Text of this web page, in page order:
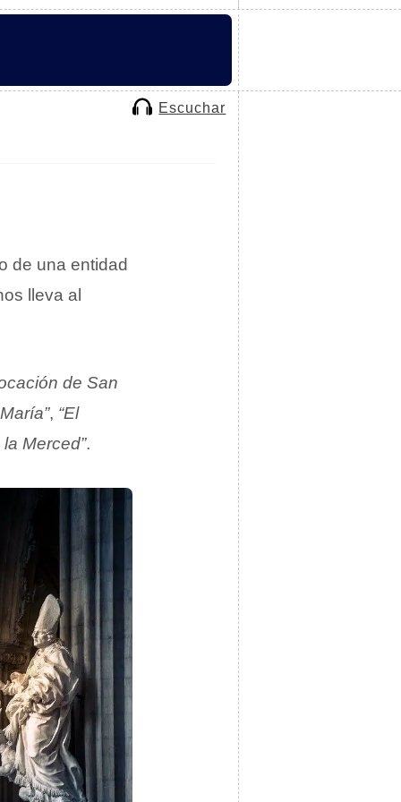
Escuchar
de una entidad
lleva al
de San
, “El
Merced”.